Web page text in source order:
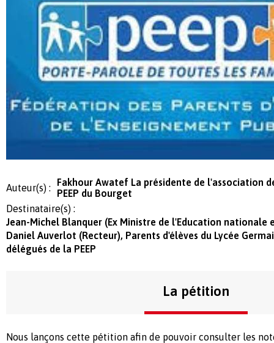
Auteur(s) :
Fakhour Awatef La présidente de l'association
PEEP du Bourget
Destinataire(s) :
Jean-Michel Blanquer (Ex Ministre de l'Education nationale
Daniel Auverlot (Recteur), Parents d'élèves du Lycée
délégués de la PEEP
La pétition
Nous lançons cette pétition afin de pouvoir consulter les